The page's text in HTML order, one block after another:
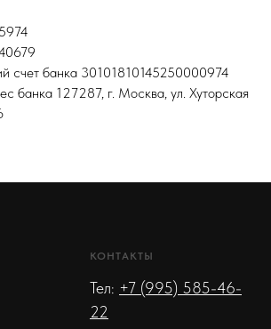
счет банка 30101810145250000974
банка 127287, г. Москва, ул. Хуторская
КОНТАКТЫ
Тел: +7 (995) 585-46-
22